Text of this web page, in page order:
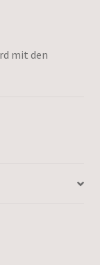
mit den